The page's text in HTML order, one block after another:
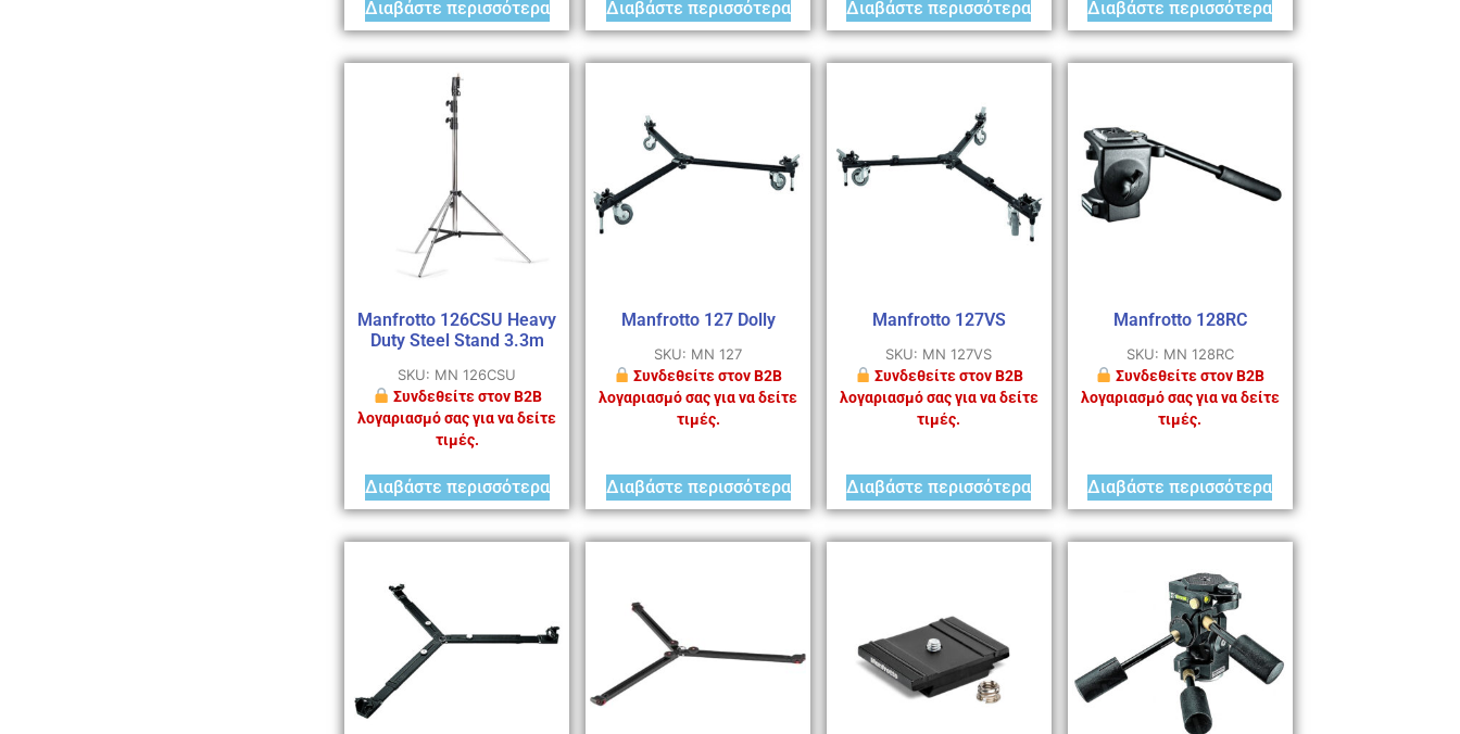
Διαβάστε περισσότερα Διαβάστε περισσότερα Διαβάστε περισσότερα Διαβάστε περισσότερα
Manfrotto 126CSU Heavy
Duty Steel Stand 3.3m
SKU: MN 126CSU
Συνδεθείτε στον B2B
λογαριασμό σας για να δείτε
τιμές.
Διαβάστε περισσότερα
Manfrotto 127 Dolly
SKU: MN 127
Συνδεθείτε στον B2B
λογαριασμό σας για να δείτε
τιμές.
Διαβάστε περισσότερα
Manfrotto 127VS
SKU: MN 127VS
Συνδεθείτε στον B2B
λογαριασμό σας για να δείτε
τιμές.
Διαβάστε περισσότερα
Manfrotto 128RC
SKU: MN 128RC
Συνδεθείτε στον B2B
λογαριασμό σας για να δείτε
τιμές.
Διαβάστε περισσότερα